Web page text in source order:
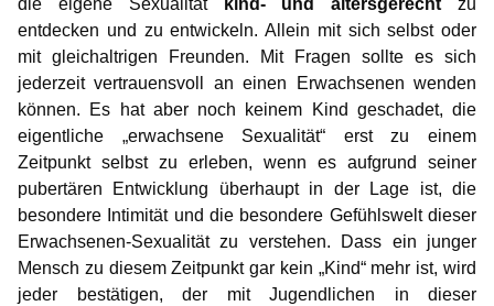
die eigene Sexualität
kind- und altersgerecht zu
entdecken und zu entwickeln. Allein mit sich selbst oder
mit gleichaltrigen Freunden. Mit Fragen sollte es sich
jederzeit vertrauensvoll an einen Erwachsenen wenden
können. Es hat aber noch keinem Kind geschadet, die
eigentliche „erwachsene Sexualität“ erst zu einem
Zeitpunkt selbst zu erleben, wenn es aufgrund seiner
pubertären Entwicklung überhaupt in der Lage ist, die
besondere Intimität und die besondere Gefühlswelt dieser
Erwachsenen-Sexualität zu verstehen. Dass ein junger
Mensch zu diesem Zeitpunkt gar kein „Kind“ mehr ist, wird
jeder bestätigen, der mit Jugendlichen in dieser